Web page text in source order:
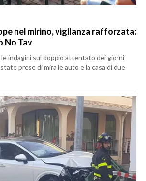
nel mirino, vigilanza rafforzata:
No Tav
indagini sul doppio attentato dei giorni
prese di mira le auto e la casa di due